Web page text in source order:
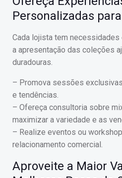
Personalizadas
Cada lojista tem
a apresentação das coleções
duradouras.
– Promova sessões
e tendências.
– Ofereça consultoria sobre
maximizar a variedade e as
– Realize eventos ou
relacionamento comercial.
Aproveite a Maior